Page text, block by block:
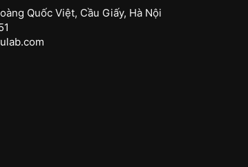
Quốc Việt, Cầu Giấy, Hà Nội